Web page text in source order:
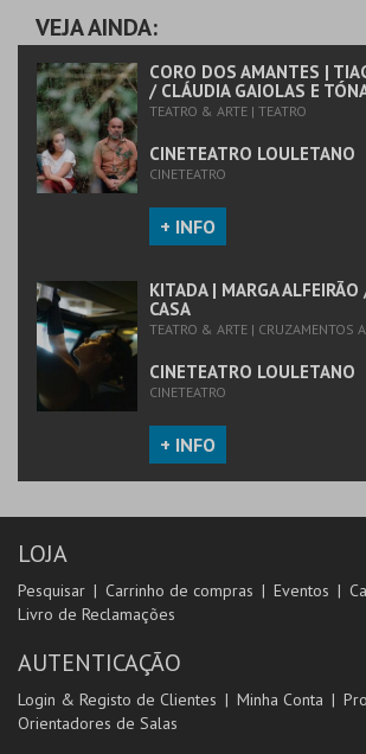
AQUISIÇÃO 2026
MAIS INFO
COMPRAR
VEJA AINDA:
CORO DOS AMANTES |
/ CLÁUDIA GAIOLAS E
TEATRO & ARTE | TEATRO
CINETEATRO LOULETANO
CINETEATRO
+ INFO
KITADA | MARGA ALFEIRÃO
CASA
TEATRO & ARTE | CRUZAMENTOS
CINETEATRO LOULETANO
CINETEATRO
+ INFO
LOJA
Pesquisar Carrinho de compras Eventos
Livro de Reclamações
AUTENTICAÇÃO
Login & Registo de Clientes Minha Conta
Orientadores de Salas